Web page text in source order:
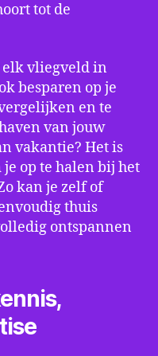
tot de
elk vliegveld in
besparen op je
en te
van jouw
vakantie? Het is
op te halen bij het
kan je zelf of
thuis
ontspannen